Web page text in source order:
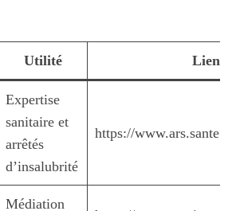
Utilité Lien
Expertise
sanitaire et
arrêtés
d’insalubrité
https://www.ars.sante.fr
Médiation